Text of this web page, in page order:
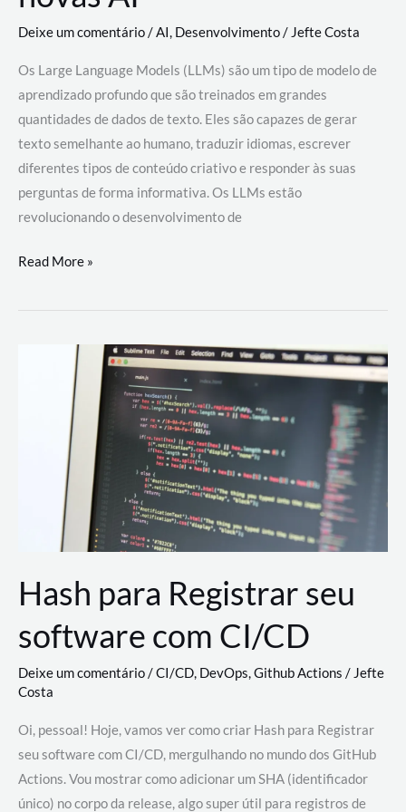
Deixe um comentário/AI, Desenvolvimento/ Jefte Costa
Os Large Language Models (LLMs) são um tipo de modelo de
aprendizado profundo que são treinados em grandes
quantidades de dados de texto. Eles são capazes de gerar
texto semelhante ao humano, traduzir idiomas, escrever
diferentes tipos de conteúdo criativo e responder às suas
perguntas de forma informativa. Os LLMs estão
revolucionando o desenvolvimento de
Large
Models
revolucionando
desenvolvimento
Read More »
Hash para Registrar seu
software com CI/CD
Deixe um comentário/CI/CD, DevOps,Github Actions /Jefte
Costa
Oi, pessoal! Hoje, vamos ver como criar Hash para Registrar
seu software com CI/CD, mergulhando no mundo dos GitHub
Actions. Vou mostrar como adicionar um SHA (identificador
único) no corpo da release, algo super útil para registros de